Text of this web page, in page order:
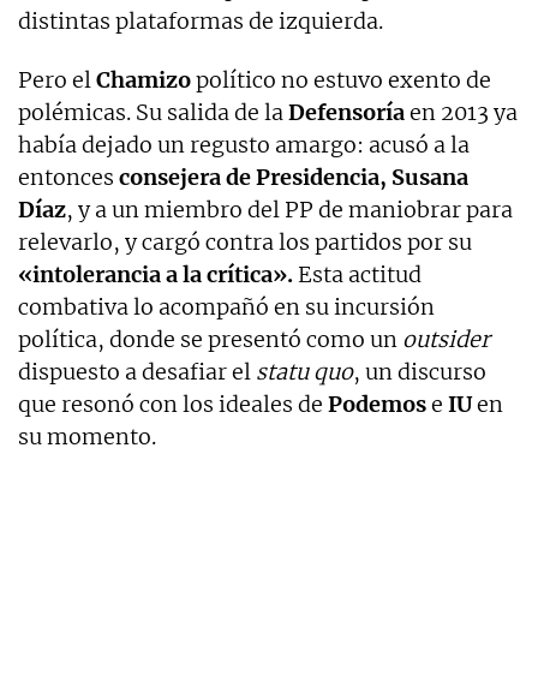
distintas plataformas de izquierda.
Pero elChamizopolítico no estuvo exento de
polémicas. Su salida de laDefensoríaen 2013 ya
había dejado un regusto amargo: acusó a la
entonces consejera de Presidencia, Susana
Díaz, y a un miembro del PP de maniobrar para
relevarlo, y cargó contra los partidos por su
«intolerancia a la crítica». Esta actitud
combativa lo acompañó en su incursión
política, donde se presentó como un outsider
dispuesto a desafiar el statu quo, un discurso
que resonó con los ideales de Podemose IUen
su momento.